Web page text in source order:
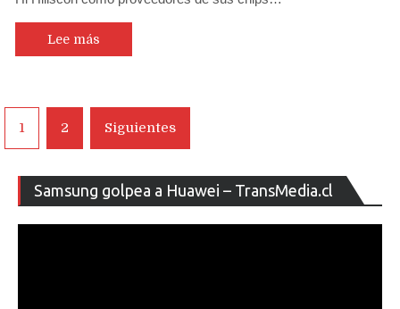
Lee más
Navegación
de
entradas
1 2 Siguientes
Samsung golpea a Huawei – TransMedia.cl
de